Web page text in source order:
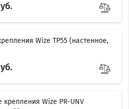
Wize TP55 (настенное,
крепления Wize PR-UNV